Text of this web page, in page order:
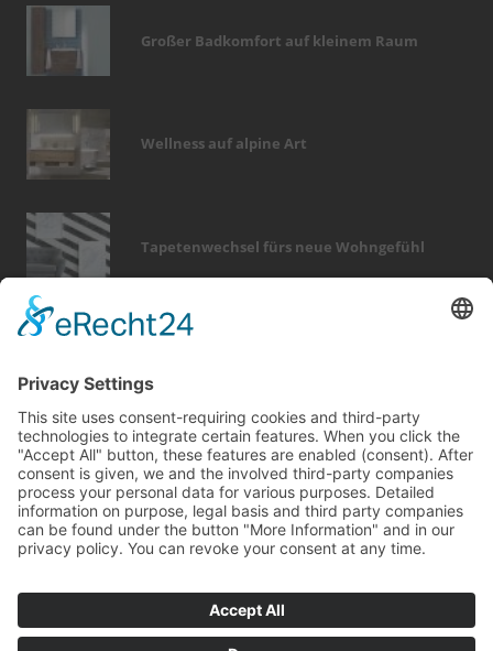
Großer Badkomfort auf kleinem Raum
Wellness auf alpine Art
Tapetenwechsel fürs neue Wohngefühl
keller dach fußboden wärme
kamin
dekoration
renovieren türen
sanieren
entfeuchtung
modernisieren küche
wintergarten
möbel
fotovoltaik badezimmer
garten